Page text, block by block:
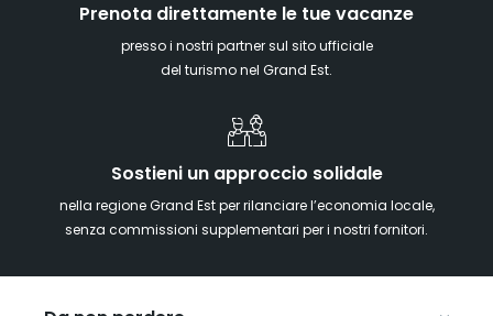
Prenota direttamente le tue vacanze
presso i nostri partner sul sito ufficiale
del turismo nel Grand Est.
Sostieni un approccio solidale
nella regione Grand Est per rilanciare l’economia locale,
senza commissioni supplementari per i nostri fornitori.